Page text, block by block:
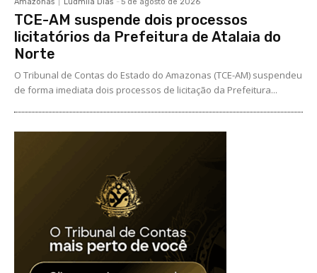
Amazonas Ludmila Dias - 5 de agosto de 2026
TCE-AM suspende dois processos
licitatórios da Prefeitura de Atalaia do
Norte
O Tribunal de Contas do Estado do Amazonas (TCE-AM) suspendeu
de forma imediata dois processos de licitação da Prefeitura...